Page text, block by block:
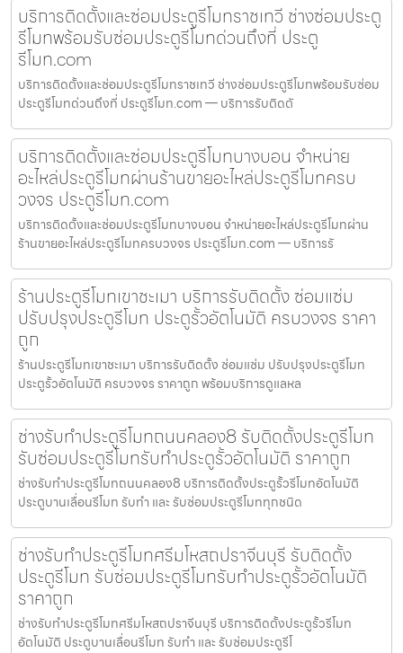
บริการติดตั้งและซ่อมประตูรีโมทราชเทวี ช่างซ่อมประตู
รีโมทพร้อมรับซ่อมประตูรีโมทด่วนถึงที่ ประตู
รีโมท.com
บริการติดตั้งและซ่อมประตูรีโมทราชเทวี ช่างซ่อมประตูรีโมทพร้อมรับซ่อม
ประตูรีโมทด่วนถึงที่ ประตูรีโมท.com — บริการรับติดตั
บริการติดตั้งและซ่อมประตูรีโมทบางบอน จำหน่าย
อะไหล่ประตูรีโมทผ่านร้านขายอะไหล่ประตูรีโมทครบ
วงจร ประตูรีโมท.com
บริการติดตั้งและซ่อมประตูรีโมทบางบอน จำหน่ายอะไหล่ประตูรีโมทผ่าน
ร้านขายอะไหล่ประตูรีโมทครบวงจร ประตูรีโมท.com — บริการรั
ร้านประตูรีโมทเขาชะเมา บริการรับติดตั้ง ซ่อมแซ่ม
ปรับปรุงประตูรีโมท ประตูรั้วอัตโนมัติ ครบวงจร ราคา
ถูก
ร้านประตูรีโมทเขาชะเมา บริการรับติดตั้ง ซ่อมแซ่ม ปรับปรุงประตูรีโมท
ประตูรั้วอัตโนมัติ ครบวงจร ราคาถูก พร้อมบริการดูแลหล
ช่างรับทำประตูรีโมทถนนคลอง8 รับติดตั้งประตูรีโมท
รับซ่อมประตูรีโมทรับทำประตูรั้วอัตโนมัติ ราคาถูก
ช่างรับทำประตูรีโมทถนนคลอง8 บริการติดตั้งประตูรั้วรีโมทอัตโนมัติ
ประตูบานเลื่อนรีโมท รับทำ และ รับซ่อมประตูรีโมททุกชนิด
ช่างรับทำประตูรีโมทศรีมโหสถปราจีนบุรี รับติดตั้ง
ประตูรีโมท รับซ่อมประตูรีโมทรับทำประตูรั้วอัตโนมัติ
ราคาถูก
ช่างรับทำประตูรีโมทศรีมโหสถปราจีนบุรี บริการติดตั้งประตูรั้วรีโมท
อัตโนมัติ ประตูบานเลื่อนรีโมท รับทำ และ รับซ่อมประตูรีโ